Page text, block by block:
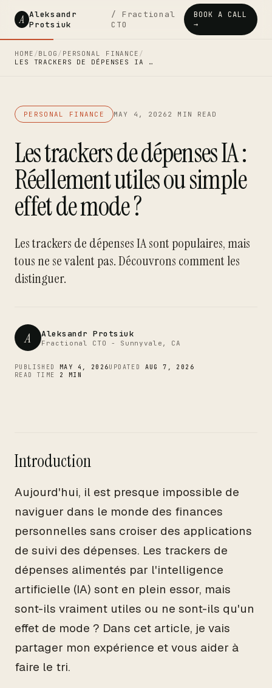
A Aleksandr
Protsiuk
/ Fractional
CTO
BOOK A CALL
→
HOME /BLOG / PERSONAL FINANCE /
LES TRACKERS DE DÉPENSES IA …
PERSONAL FINANCE MAY 4, 2026 2 MIN READ
Les trackers de dépenses IA :
Réellement utiles ou simple
effet de mode ?
Les trackers de dépenses IA sont populaires, mais
tous ne se valent pas. Découvrons comment les
distinguer.
A Aleksandr Protsiuk
Fractional CTO - Sunnyvale, CA
PUBLISHED MAY 4, 2026UPDATED AUG 7, 2026
READ TIME 2 MIN
Introduction
Aujourd'hui, il est presque impossible de
naviguer dans le monde des finances
personnelles sans croiser des applications
de suivi des dépenses. Les trackers de
dépenses alimentés par l'intelligence
artificielle (IA) sont en plein essor, mais
sont-ils vraiment utiles ou ne sont-ils qu'un
effet de mode ? Dans cet article, je vais
partager mon expérience et vous aider à
faire le tri.